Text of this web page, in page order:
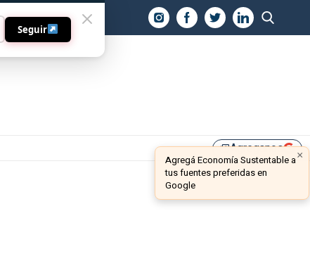
library_addAgreganos ×
Agregá Economía Sustentable a
tus fuentes preferidas en
Google
Seguir